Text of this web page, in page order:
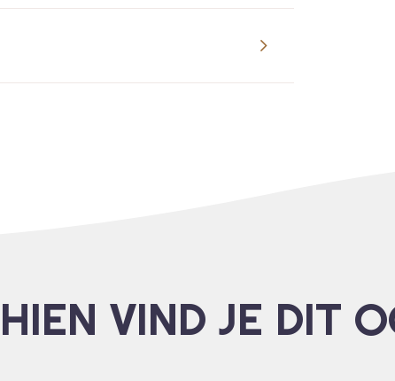
VIND JE DIT